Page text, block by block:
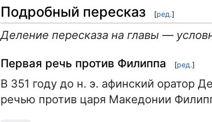
Подробный пересказ [ред.]
Деление пересказа на главы —
Первая речь против Филиппа [ред.]
В 351 году до н. э. афинский оратор
речью против царя Македонии